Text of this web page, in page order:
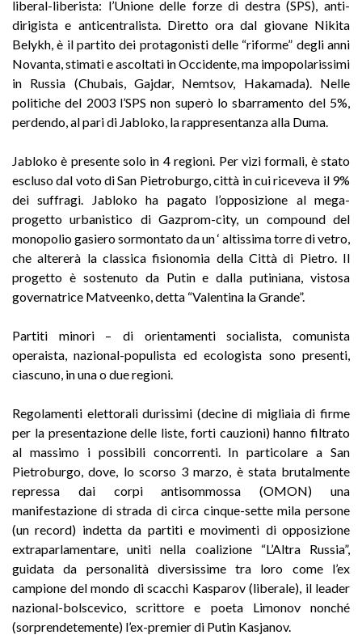
liberal-liberista: l’Unione delle forze di destra (SPS), anti-
dirigista e anticentralista. Diretto ora dal giovane Nikita
Belykh, è il partito dei protagonisti delle “riforme” degli anni
Novanta, stimati e ascoltati in Occidente, ma impopolarissimi
in Russia (Chubais, Gajdar, Nemtsov, Hakamada). Nelle
politiche del 2003 l’SPS non superò lo sbarramento del 5%,
perdendo, al pari di Jabloko, la rappresentanza alla Duma.
Jabloko è presente solo in 4 regioni. Per vizi formali, è stato
escluso dal voto di San Pietroburgo, città in cui riceveva il 9%
dei suffragi. Jabloko ha pagato l’opposizione al mega-
progetto urbanistico di Gazprom-city, un compound del
monopolio gasiero sormontato da un ‘ altissima torre di vetro,
che altererà la classica fisionomia della Città di Pietro. Il
progetto è sostenuto da Putin e dalla putiniana, vistosa
governatrice Matveenko, detta “Valentina la Grande”.
Partiti minori – di orientamenti socialista, comunista
operaista, nazional-populista ed ecologista sono presenti,
ciascuno, in una o due regioni.
Regolamenti elettorali durissimi (decine di migliaia di firme
per la presentazione delle liste, forti cauzioni) hanno filtrato
al massimo i possibili concorrenti. In particolare a San
Pietroburgo, dove, lo scorso 3 marzo, è stata brutalmente
repressa dai corpi antisommossa (OMON) una
manifestazione di strada di circa cinque-sette mila persone
(un record) indetta da partiti e movimenti di opposizione
extraparlamentare, uniti nella coalizione “L’Altra Russia”,
guidata da personalità diversissime tra loro come l’ex
campione del mondo di scacchi Kasparov (liberale), il leader
nazional-bolscevico, scrittore e poeta Limonov nonché
(sorprendetemente) l’ex-premier di Putin Kasjanov.